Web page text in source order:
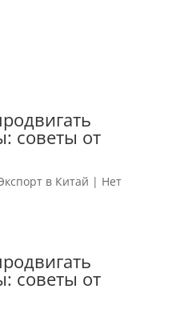
советы от
в Китай | Нет
советы от